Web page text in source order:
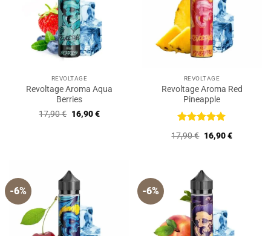
REVOLTAGE
Revoltage Aroma Aqua
Berries
17,90€ Ursprünglicher
Preis
16,90€Aktueller
REVOLTAGE
Revoltage Aroma Red
Pineapple
Bewertet
mit 5 von
17,90€ Ursprünglicher
Preis
16,90€Aktueller
-6% -6%